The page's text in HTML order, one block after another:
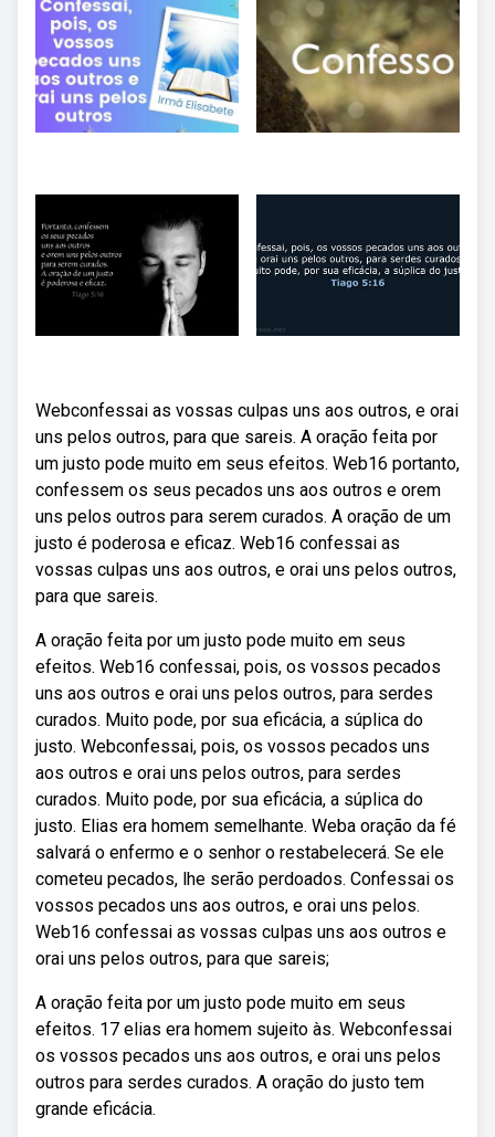
Webconfessai as vossas culpas uns aos outros, e orai
uns pelos outros, para que sareis. A oração feita por
um justo pode muito em seus efeitos. Web16 portanto,
confessem os seus pecados uns aos outros e orem
uns pelos outros para serem curados. A oração de um
justo é poderosa e eficaz. Web16 confessai as
vossas culpas uns aos outros, e orai uns pelos outros,
para que sareis.
A oração feita por um justo pode muito em seus
efeitos. Web16 confessai, pois, os vossos pecados
uns aos outros e orai uns pelos outros, para serdes
curados. Muito pode, por sua eficácia, a súplica do
justo. Webconfessai, pois, os vossos pecados uns
aos outros e orai uns pelos outros, para serdes
curados. Muito pode, por sua eficácia, a súplica do
justo. Elias era homem semelhante. Weba oração da fé
salvará o enfermo e o senhor o restabelecerá. Se ele
cometeu pecados, lhe serão perdoados. Confessai os
vossos pecados uns aos outros, e orai uns pelos.
Web16 confessai as vossas culpas uns aos outros e
orai uns pelos outros, para que sareis;
A oração feita por um justo pode muito em seus
efeitos. 17 elias era homem sujeito às. Webconfessai
os vossos pecados uns aos outros, e orai uns pelos
outros para serdes curados. A oração do justo tem
grande eficácia.